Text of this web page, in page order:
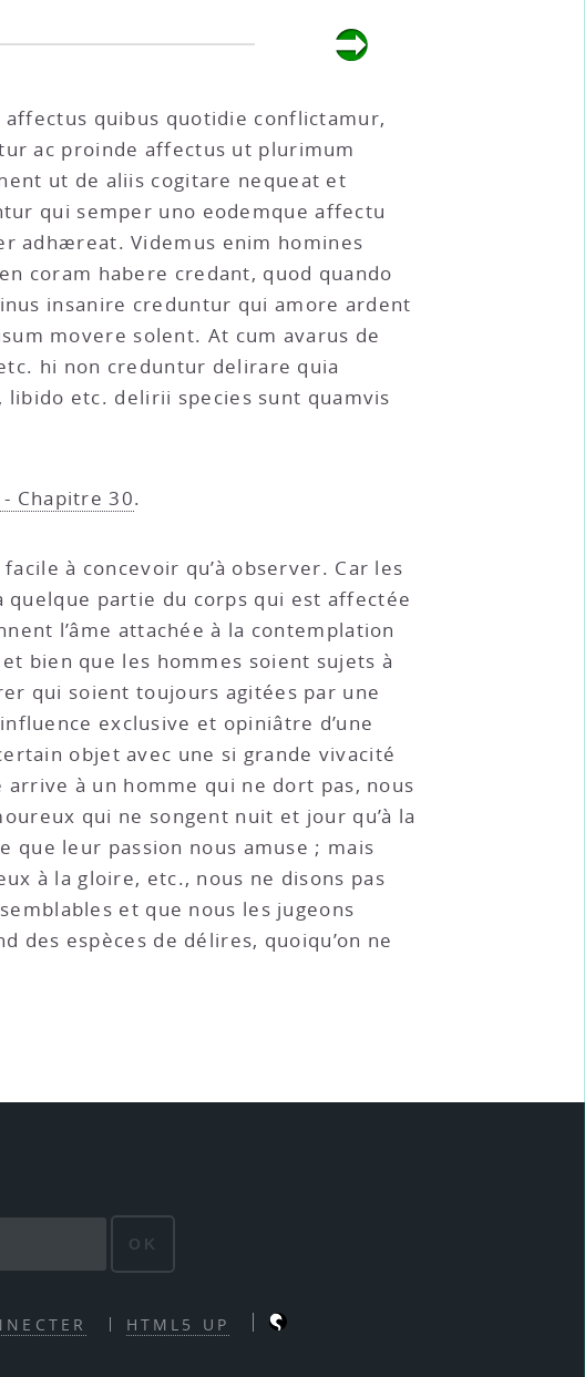
quibus quotidie conflictamur,
ac proinde affectus ut plurimum
ut de aliis cogitare nequeat et
qui semper uno eodemque affectu
adhæreat. Videmus enim homines
coram habere credant, quod quando
insanire creduntur qui amore ardent
movere solent. At cum avarus de
hi non creduntur delirare quia
etc. delirii species sunt quamvis
Chapitre 30.
à concevoir qu’à observer. Car les
quelque partie du corps qui est affectée
l’âme attachée à la contemplation
bien que les hommes soient sujets à
qui soient toujours agitées par une
exclusive et opiniâtre d’une
objet avec une si grande vivacité
à un homme qui ne dort pas, nous
qui ne songent nuit et jour qu’à la
que leur passion nous amuse ; mais
à la gloire, etc., nous ne disons pas
et que nous les jugeons
des espèces de délires, quoiqu’on ne
OK
HTML5 UP